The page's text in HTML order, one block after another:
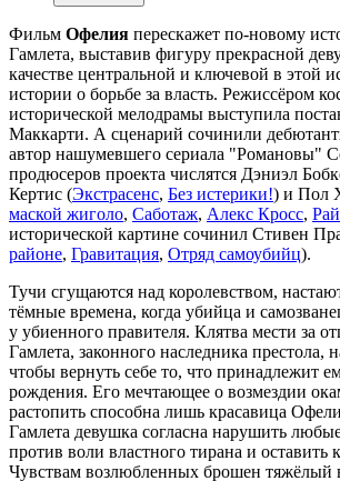
Фильм Офелия перескажет по-новому
Гамлета, выставив фигуру прекрасной
качестве центральной и ключевой в этой
истории о борьбе за власть. Режиссёром
исторической мелодрамы выступила
Маккарти. А сценарий сочинили
автор нашумевшего сериала "Романовы"
продюсеров проекта числятся Дэниэл
Кертис (Экстрасенс, Без истерики!) и Пол
маской жиголо, Саботаж, Алекс Кросс,
исторической картине сочинил Стивен
районе, Гравитация, Отряд самоубийц).
Тучи сгущаются над королевством,
тёмные времена, когда убийца и
у убиенного правителя. Клятва мести за
Гамлета, законного наследника престола,
чтобы вернуть себе то, что принадлежит
рождения. Его мечтающее о возмездии
растопить способна лишь красавица
Гамлета девушка согласна нарушить
против воли властного тирана и оставить
Чувствам возлюбленных брошен тяжёлый